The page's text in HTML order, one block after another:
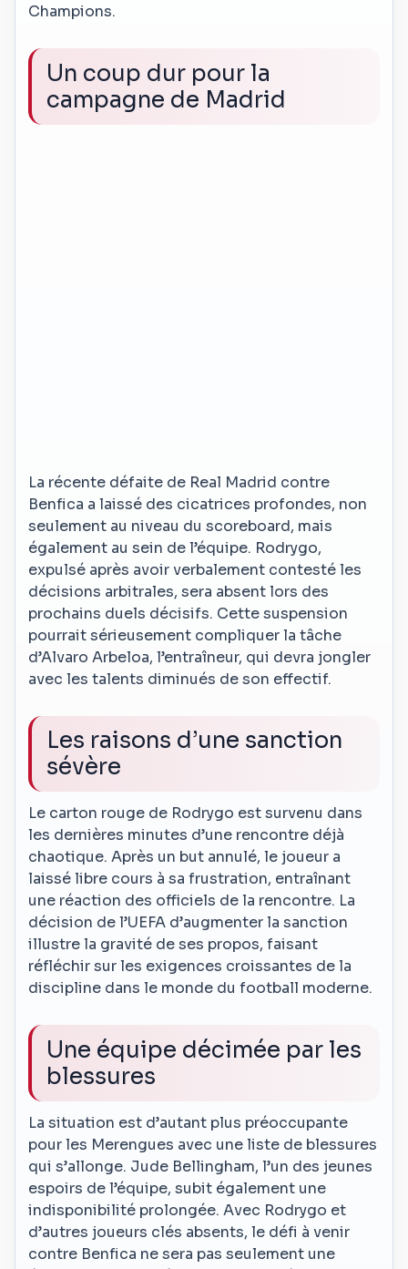
Champions.
Un coup dur pour la
campagne de Madrid
La récente défaite de Real Madrid contre
Benfica a laissé des cicatrices profondes, non
seulement au niveau du scoreboard, mais
également au sein de l’équipe. Rodrygo,
expulsé après avoir verbalement contesté les
décisions arbitrales, sera absent lors des
prochains duels décisifs. Cette suspension
pourrait sérieusement compliquer la tâche
d’Alvaro Arbeloa, l’entraîneur, qui devra jongler
avec les talents diminués de son effectif.
Les raisons d’une sanction
sévère
Le carton rouge de Rodrygo est survenu dans
les dernières minutes d’une rencontre déjà
chaotique. Après un but annulé, le joueur a
laissé libre cours à sa frustration, entraînant
une réaction des officiels de la rencontre. La
décision de l’UEFA d’augmenter la sanction
illustre la gravité de ses propos, faisant
réfléchir sur les exigences croissantes de la
discipline dans le monde du football moderne.
Une équipe décimée par les
blessures
La situation est d’autant plus préoccupante
pour les Merengues avec une liste de blessures
qui s’allonge. Jude Bellingham, l’un des jeunes
espoirs de l’équipe, subit également une
indisponibilité prolongée. Avec Rodrygo et
d’autres joueurs clés absents, le défi à venir
contre Benfica ne sera pas seulement une